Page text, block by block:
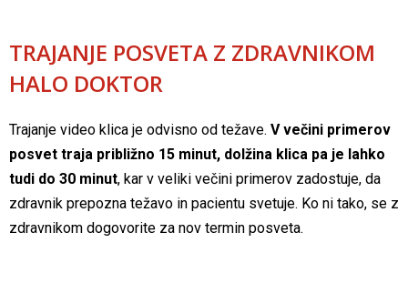
TRAJANJE POSVETA Z ZDRAVNIKOM
HALO DOKTOR
Trajanje video klica je odvisno od težave. V večini primerov
posvet traja približno 15 minut, dolžina klica pa je lahko
tudi do 30 minut, kar v veliki večini primerov zadostuje, da
zdravnik prepozna težavo in pacientu svetuje. Ko ni tako, se z
zdravnikom dogovorite za nov termin posveta.